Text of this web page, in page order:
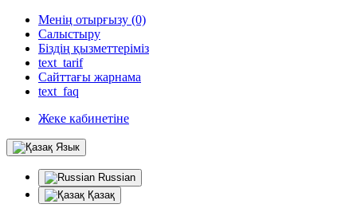
Менің отырғызу (0)
Салыстыру
Біздің қызметтеріміз
text_tarif
Сайттағы жарнама
text_faq
Жеке кабинетіне
Язык
Russian
Қазақ